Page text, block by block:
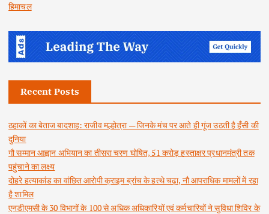
हिमाचल
Recent Posts
ठहाकों का बेताज बादशाह: राजीव मल्होत्रा — जिनके मंच पर आते ही गूंज उठती है हँसी की
दुनिया
गौ सम्मान आह्वान अभियान का तीसरा चरण घोषित, 51 करोड़ हस्ताक्षर प्रधानमंत्री तक
पहुंचाने का लक्ष्य
दोहरे हत्याकांड का वांछित आरोपी क्राइम ब्रांच के हत्थे चढ़ा, नौ आपराधिक मामलों में रहा
है शामिल
एनडीएमसी के 30 विभागों के 100 से अधिक अधिकारियों एवं कर्मचारियों ने सुविधा शिविर के